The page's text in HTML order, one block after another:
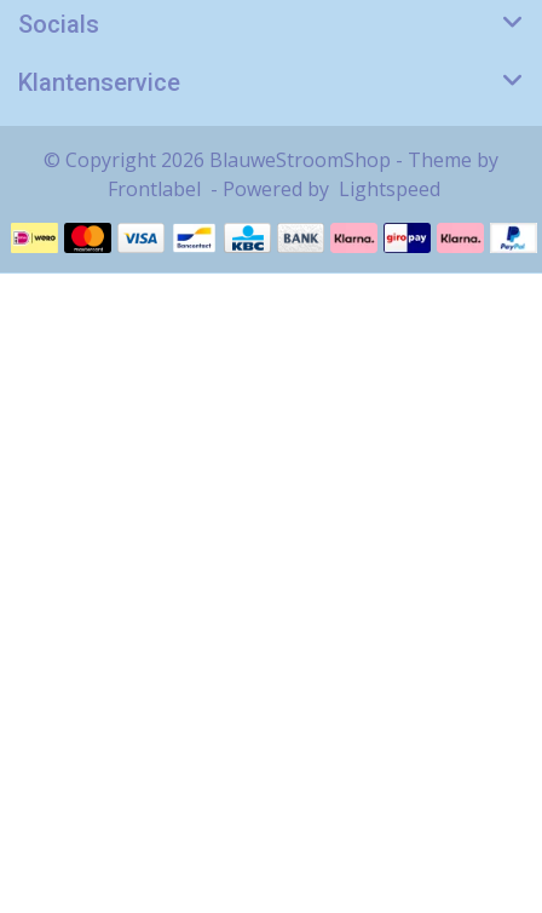
Socials
Klantenservice
© Copyright 2026 BlauweStroomShop - Theme by
Frontlabel - Powered by Lightspeed